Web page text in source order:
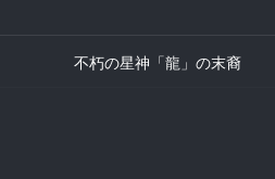
不朽の星神「龍」の末裔